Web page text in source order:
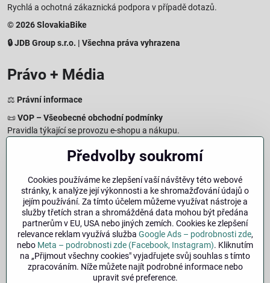
Rychlá a ochotná zákaznická podpora v případě dotazů.
© 2026 SlovakiaBike
🔒 JDB Group s.r.o. | Všechna práva vyhrazena
Právo + Média
⚖️ Právní informace
📜VOP – Všeobecné obchodní podmínky
Pravidla týkající se provozu e-shopu a nákupu.
Zásady zpracování osobních údajů
Jak chráníme a zpracováváme vaše osobní údaje.
Informace o cookies
Informace o používaných cookies a zpracování údajů na webu.
Právo na odstoupení – 14denní vrácení
Postup a podmínky odstoupení od nákupu.
Impresum
Údaje o provozovateli a právní informace.
Bezpečnost
Předvolby soukromí
Cookies používáme ke zlepšení vaší návštěvy této webové
stránky, k analýze její výkonnosti a ke shromažďování údajů o
jejím používání. Za tímto účelem můžeme využívat nástroje a
služby třetích stran a shromážděná data mohou být předána
partnerům v EU, USA nebo jiných zemích. Cookies ke zlepšení
relevance reklam využívá služba Google Ads – podrobnosti zde,
nebo Meta – podrobnosti zde (Facebook, Instagram). Kliknutím
na „Přijmout všechny cookies" vyjadřujete svůj souhlas s tímto
zpracováním. Níže můžete najít podrobné informace nebo
upravit své preference.